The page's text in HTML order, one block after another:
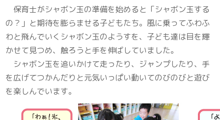
保育士がシャボン玉の準備を始めると「シャボン玉する
の？」と期待を膨らませる子どもたち。風に乗ってふわふ
わと飛んでいくシャボン玉のようすを、子ども達は目を輝
かせて見つめ、触ろうと手を伸ばしていました。
シャボン玉を追いかけて走ったり、ジャンプしたり、手
を広げてつかんだりと元気いっぱい動いてのびのびと遊び
を楽しんでいます。